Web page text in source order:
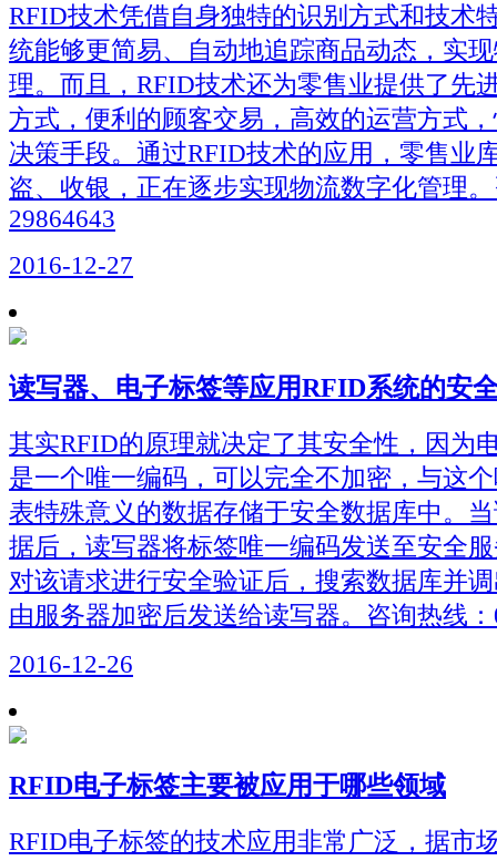
RFID技术凭借自身独特的识别方式和技术
统能够更简易、自动地追踪商品动态，实
理。而且，RFID技术还为零售业提供了先
方式，便利的顾客交易，高效的运营方式
决策手段。通过RFID技术的应用，零售业
盗、收银，正在逐步实现物流数字化管理
29864643
2016-12-27
读写器、电子标签等应用RFID系统的安
其实RFID的原理就决定了其安全性，因为
是一个唯一编码，可以完全不加密，与这
表特殊意义的数据存储于安全数据库中。
据后，读写器将标签唯一编码发送至安全
对该请求进行安全验证后，搜索数据库并
由服务器加密后发送给读写器。咨询热线：
2016-12-26
RFID电子标签主要被应用于哪些领域
RFID电子标签的技术应用非常广泛，据市